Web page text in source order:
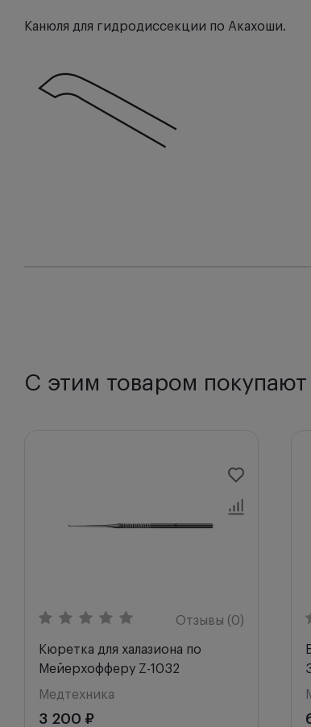
Канюля для гидродиссекции по Акахоши.
С этим товаром покупают
Отзывы (0)
Кюретка для халазиона по
Мейерхофферу Z-1032
Медтехника
3 200 ₽